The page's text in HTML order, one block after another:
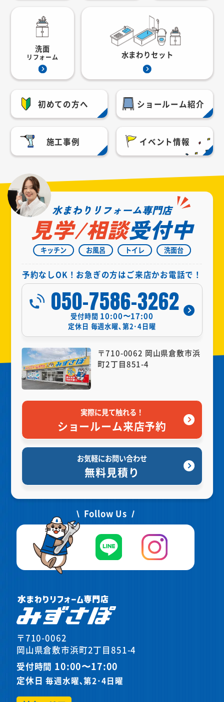
洗面
リフォーム 水まわりセット
初めての方へ ショールーム紹介
施工事例 イベント情報
水まわりリフォーム専門店
見学/相談受付中
キッチン お風呂 トイレ 洗面台
予約なしOK！お急ぎの方はご来店かお電話で！
050-7586-3262
受付時間 10:00〜17:00
定休日 毎週水曜､第2･4日曜
〒710-0062 岡山県倉敷市浜
町2丁目851-4
実際に見て触れる！
ショールーム来店予約
お気軽にお問い合わせ
無料見積り
Follow Us
〒710-0062
岡山県倉敷市浜町2丁目851-4
受付時間 10:00〜17:00
定休日毎週水曜､第2･4日曜